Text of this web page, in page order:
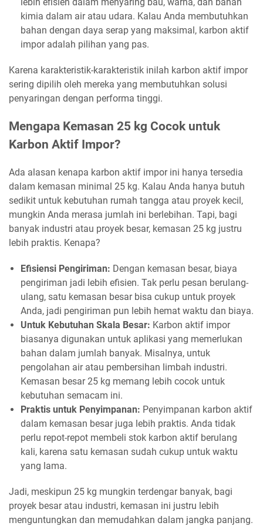
kimia dalam air atau udara. Kalau Anda membutuhkan
bahan dengan daya serap yang maksimal, karbon aktif
impor adalah pilihan yang pas.
Karena karakteristik-karakteristik inilah karbon aktif impor
sering dipilih oleh mereka yang membutuhkan solusi
penyaringan dengan performa tinggi.
Mengapa Kemasan 25 kg Cocok untuk
Karbon Aktif Impor?
Ada alasan kenapa karbon aktif impor ini hanya tersedia
dalam kemasan minimal 25 kg. Kalau Anda hanya butuh
sedikit untuk kebutuhan rumah tangga atau proyek kecil,
mungkin Anda merasa jumlah ini berlebihan. Tapi, bagi
banyak industri atau proyek besar, kemasan 25 kg justru
lebih praktis. Kenapa?
Efisiensi Pengiriman: Dengan kemasan besar, biaya
pengiriman jadi lebih efisien. Tak perlu pesan berulang-
ulang, satu kemasan besar bisa cukup untuk proyek
Anda, jadi pengiriman pun lebih hemat waktu dan biaya.
Untuk Kebutuhan Skala Besar: Karbon aktif impor
biasanya digunakan untuk aplikasi yang memerlukan
bahan dalam jumlah banyak. Misalnya, untuk
pengolahan air atau pembersihan limbah industri.
Kemasan besar 25 kg memang lebih cocok untuk
kebutuhan semacam ini.
Praktis untuk Penyimpanan: Penyimpanan karbon aktif
dalam kemasan besar juga lebih praktis. Anda tidak
perlu repot-repot membeli stok karbon aktif berulang
kali, karena satu kemasan sudah cukup untuk waktu
yang lama.
Jadi, meskipun 25 kg mungkin terdengar banyak, bagi
proyek besar atau industri, kemasan ini justru lebih
menguntungkan dan memudahkan dalam jangka panjang.